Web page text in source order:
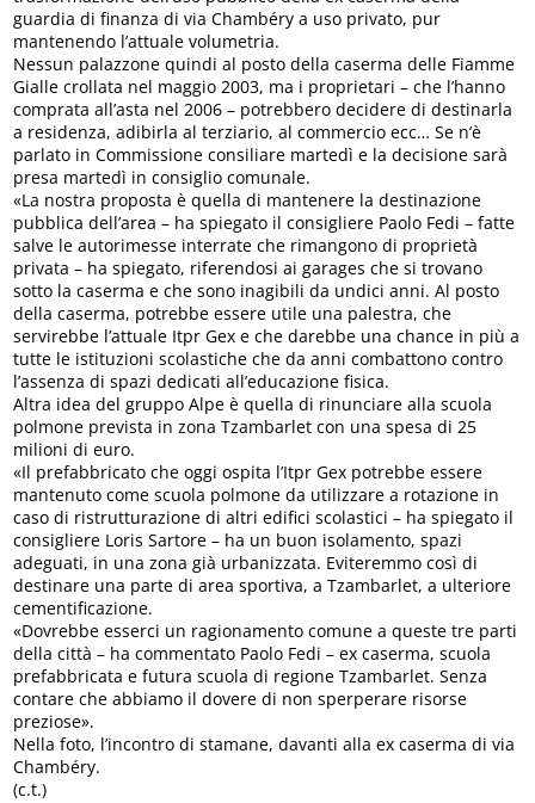
guardia di finanza di via Chambéry a uso privato, pur
mantenendo l’attuale volumetria.
Nessun palazzone quindi al posto della caserma delle Fiamme
Gialle crollata nel maggio 2003, ma i proprietari – che l’hanno
comprata all’asta nel 2006 – potrebbero decidere di destinarla
a residenza, adibirla al terziario, al commercio ecc… Se n’è
parlato in Commissione consiliare martedì e la decisione sarà
presa martedì in consiglio comunale.
«La nostra proposta è quella di mantenere la destinazione
pubblica dell’area – ha spiegato il consigliere Paolo Fedi – fatte
salve le autorimesse interrate che rimangono di proprietà
privata – ha spiegato, riferendosi ai garages che si trovano
sotto la caserma e che sono inagibili da undici anni. Al posto
della caserma, potrebbe essere utile una palestra, che
servirebbe l’attuale Itpr Gex e che darebbe una chance in più a
tutte le istituzioni scolastiche che da anni combattono contro
l’assenza di spazi dedicati all’educazione fisica.
Altra idea del gruppo Alpe è quella di rinunciare alla scuola
polmone prevista in zona Tzambarlet con una spesa di 25
milioni di euro.
«Il prefabbricato che oggi ospita l’Itpr Gex potrebbe essere
mantenuto come scuola polmone da utilizzare a rotazione in
caso di ristrutturazione di altri edifici scolastici – ha spiegato il
consigliere Loris Sartore – ha un buon isolamento, spazi
adeguati, in una zona già urbanizzata. Eviteremmo così di
destinare una parte di area sportiva, a Tzambarlet, a ulteriore
cementificazione.
«Dovrebbe esserci un ragionamento comune a queste tre parti
della città – ha commentato Paolo Fedi – ex caserma, scuola
prefabbricata e futura scuola di regione Tzambarlet. Senza
contare che abbiamo il dovere di non sperperare risorse
preziose».
Nella foto, l’incontro di stamane, davanti alla ex caserma di via
Chambéry.
(c.t.)